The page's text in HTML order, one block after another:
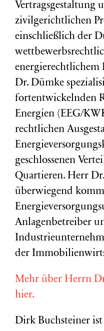
Vertragsgestaltung
zivilgerichtlichen
einschließlich der
energierechtlichem
Dr. Dümke
fortentwickelnden
Energien (EEG/
rechtlichen
geschlossenen
Quartieren. Herr
überwiegend
Anlagenbetreiber
der
Mehr über Herrn
hier.
Dirk Buchsteiner